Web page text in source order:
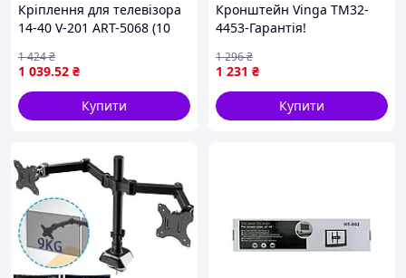
Кріплення для телевізора
14-40 V-201 ART-5068 (10
1 039.52 ₴
1 424₴
Купити
Кронштейн Vinga TM32-
4453-Гарантія!
1 231 ₴
1 296₴
Купити